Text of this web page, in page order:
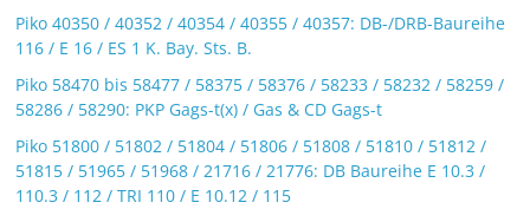
Piko 40350 / 40352 / 40354 / 40355 / 40357: DB-/DRB-Baureihe
116 / E 16 / ES 1 K. Bay. Sts. B.
Piko 58470 bis 58477 / 58375 / 58376 / 58233 / 58232 / 58259 /
58286 / 58290: PKP Gags-t(x) / Gas & CD Gags-t
Piko 51800 / 51802 / 51804 / 51806 / 51808 / 51810 / 51812 /
51815 / 51965 / 51968 / 21716 / 21776: DB Baureihe E 10.3 /
110.3 / 112 / TRI 110 / E 10.12 / 115